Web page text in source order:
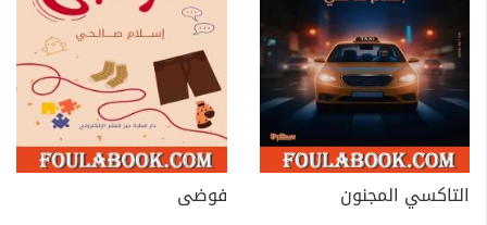
التاكسي المجنون فوضى